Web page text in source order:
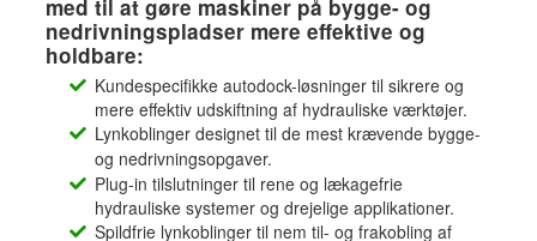
med til at gøre maskiner på bygge- og
nedrivningspladser mere effektive og
holdbare:
Kundespecifikke autodock-løsninger til sikrere og
mere effektiv udskiftning af hydrauliske værktøjer.
Lynkoblinger designet til de mest krævende bygge-
og nedrivningsopgaver.
Plug-in tilslutninger til rene og lækagefrie
hydrauliske systemer og drejelige applikationer.
Spildfrie lynkoblinger til nem til- og frakobling af